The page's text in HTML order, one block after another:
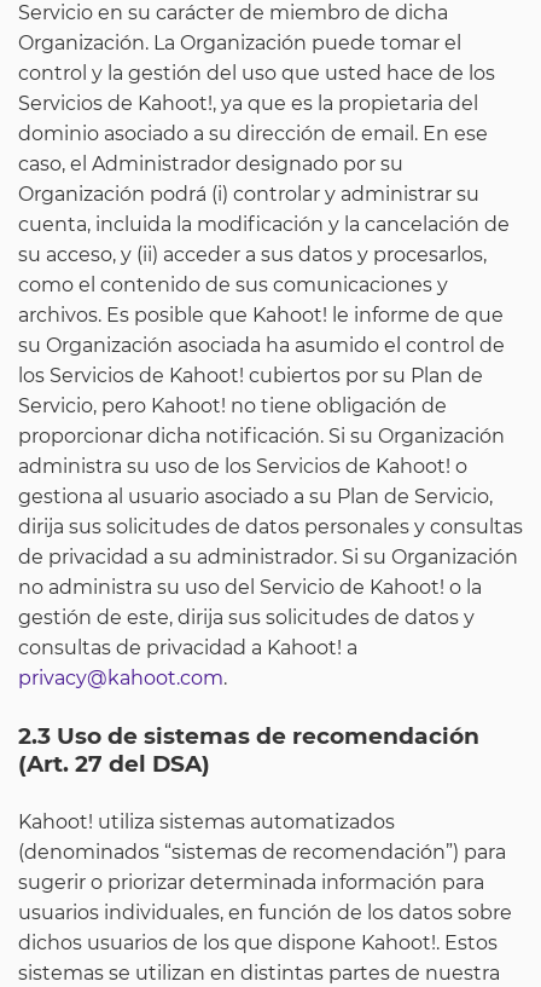
Servicio en su carácter de miembro de dicha
Organización. La Organización puede tomar el
control y la gestión del uso que usted hace de los
Servicios de Kahoot!, ya que es la propietaria del
dominio asociado a su dirección de email. En ese
caso, el Administrador designado por su
Organización podrá (i) controlar y administrar su
cuenta, incluida la modificación y la cancelación de
su acceso, y (ii) acceder a sus datos y procesarlos,
como el contenido de sus comunicaciones y
archivos. Es posible que Kahoot! le informe de que
su Organización asociada ha asumido el control de
los Servicios de Kahoot! cubiertos por su Plan de
Servicio, pero Kahoot! no tiene obligación de
proporcionar dicha notificación. Si su Organización
administra su uso de los Servicios de Kahoot! o
gestiona al usuario asociado a su Plan de Servicio,
dirija sus solicitudes de datos personales y consultas
de privacidad a su administrador. Si su Organización
no administra su uso del Servicio de Kahoot! o la
gestión de este, dirija sus solicitudes de datos ​​y
consultas de privacidad a Kahoot! a
privacy@kahoot.com.
2.3 Uso de sistemas de recomendación
(Art. 27 del DSA)
Kahoot! utiliza sistemas automatizados
(denominados “sistemas de recomendación”) para
sugerir o priorizar determinada información para
usuarios individuales, en función de los datos sobre
dichos usuarios de los que dispone Kahoot!. Estos
sistemas se utilizan en distintas partes de nuestra